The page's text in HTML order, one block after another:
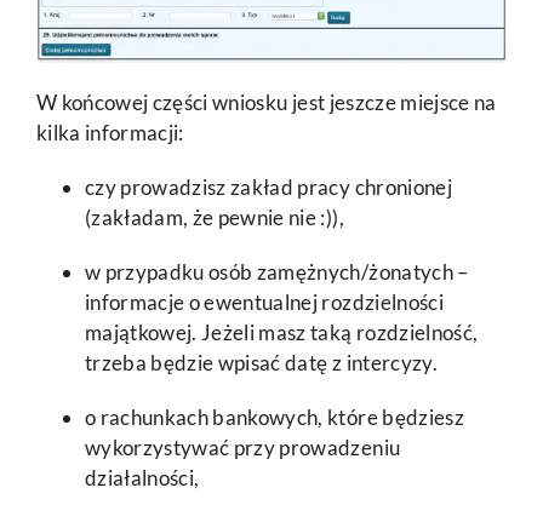
W końcowej części wniosku jest jeszcze miejsce na
kilka informacji:
czy prowadzisz zakład pracy chronionej
(zakładam, że pewnie nie :)),
w przypadku osób zamężnych/żonatych –
informacje o ewentualnej rozdzielności
majątkowej. Jeżeli masz taką rozdzielność,
trzeba będzie wpisać datę z intercyzy.
o rachunkach bankowych, które będziesz
wykorzystywać przy prowadzeniu
działalności,